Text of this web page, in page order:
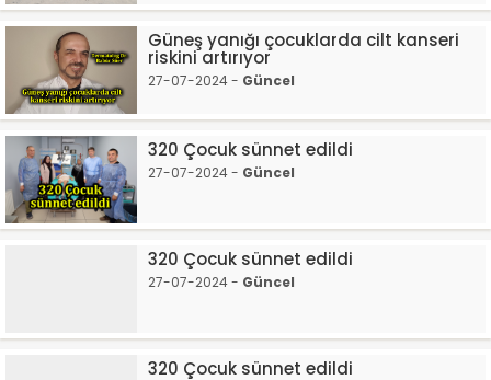
Güneş yanığı çocuklarda cilt kanseri
riskini artırıyor
27-07-2024 - Güncel
320 Çocuk sünnet edildi
27-07-2024 - Güncel
320 Çocuk sünnet edildi
27-07-2024 - Güncel
320 Çocuk sünnet edildi